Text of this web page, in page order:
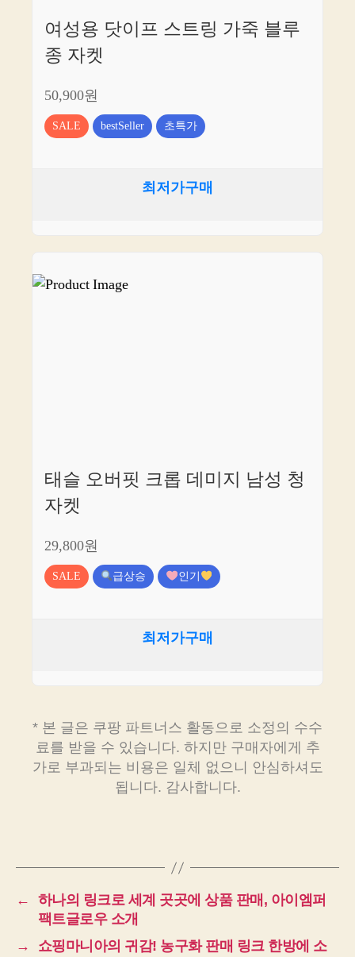
여성용 닷이프 스트링 가죽 블루
종 자켓
50,900원
SALE bestSeller 초특가
최저가구매
태슬 오버핏 크롭 데미지 남성 청
자켓
29,800원
SALE 급상승 인기
최저가구매
* 본 글은 쿠팡 파트너스 활동으로 소정의 수수
료를 받을 수 있습니다. 하지만 구매자에게 추
가로 부과되는 비용은 일체 없으니 안심하셔도
됩니다. 감사합니다.
←
하나의 링크로 세계 곳곳에 상품 판매, 아이엠퍼
팩트글로우 소개
→
쇼핑마니아의 귀감! 농구화 판매 링크 한방에 소